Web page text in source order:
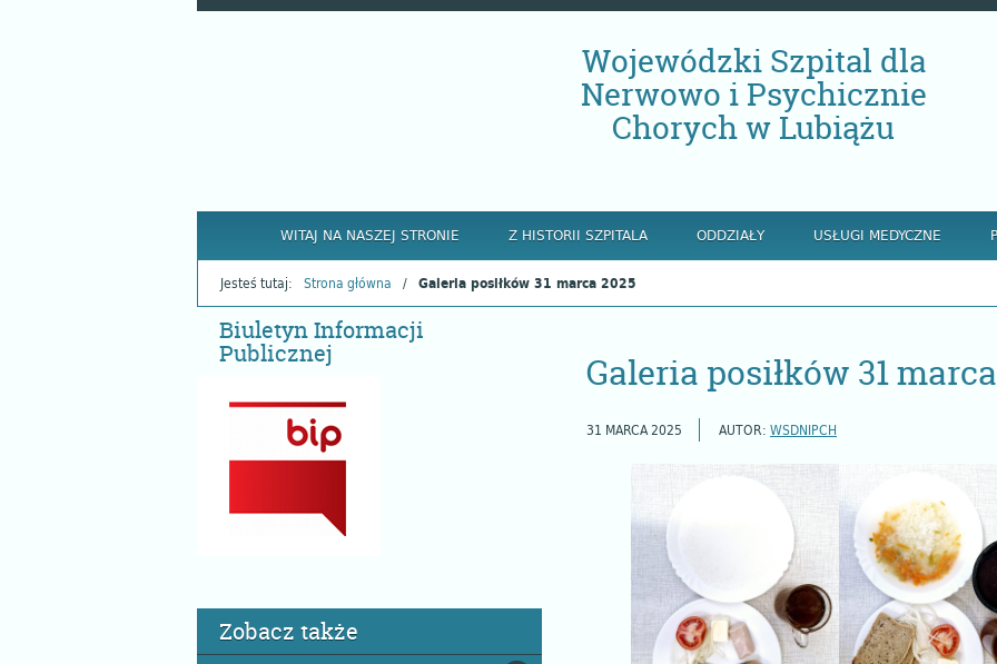
Wojewódzki Szpital dla
Nerwowo i Psychicznie
Chorych w Lubiążu
WITAJ NA NASZEJ STRONIE Z HISTORII SZPITALA ODDZIAŁY USŁUGI MEDYCZNE
Jesteś tutaj: Strona główna Galeria posiłków 31 marca 2025
Biuletyn Informacji
Publicznej
Zobacz także
Galeria posiłków 31
31 MARCA 2025 AUTOR: WSDNIPCH